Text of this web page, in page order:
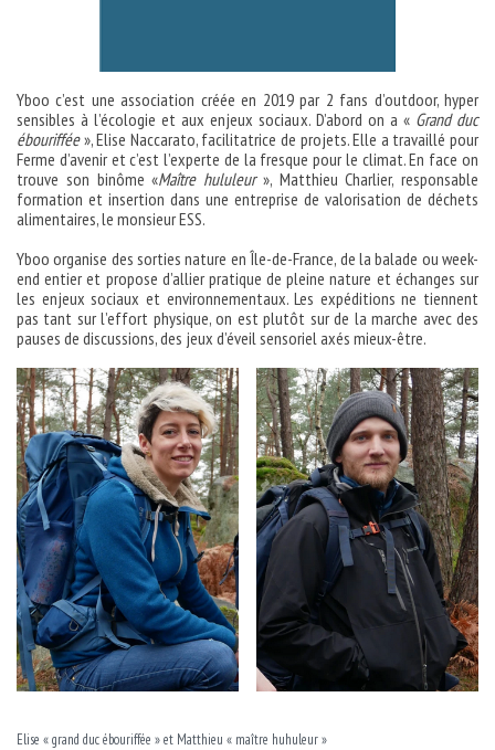
Yboo c’est une association créée en 2019 par 2 fans d’outdoor, hyper
sensibles à l’écologie et aux enjeux sociaux. D’abord on a « Grand duc
ébouriffée», Elise Naccarato, facilitatrice de projets. Elle a travaillé pour
Ferme d’avenir et c’est l’experte de la fresque pour le climat. En face on
trouve son binôme «Maître hululeur», Matthieu Charlier, responsable
formation et insertion dans une entreprise de valorisation de déchets
alimentaires, le monsieur ESS.
Yboo organise des sorties nature en Île-de-France, de la balade ou week-
end entier et propose d’allier pratique de pleine nature et échanges sur
les enjeux sociaux et environnementaux. Les expéditions ne tiennent
pas tant sur l’effort physique, on est plutôt sur de la marche avec des
pauses de discussions, des jeux d’éveil sensoriel axés mieux-être.
Elise « grand duc ébouriffée » et Matthieu « maître huhuleur »